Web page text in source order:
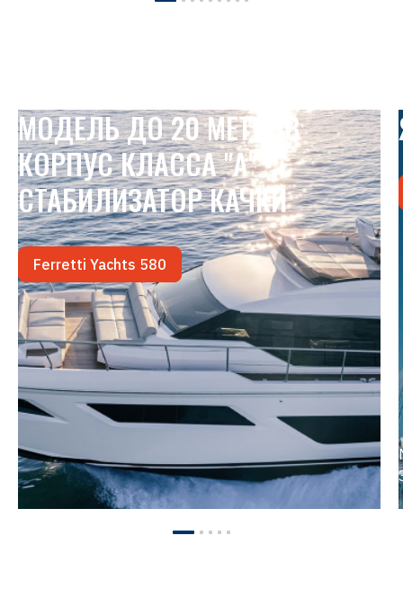
МОДЕЛЬ ДО 20 МЕТРОВ
КОРПУС КЛАССА "А"
СТАБИЛИЗАТОР КАЧКИ
Ferretti Yachts 580